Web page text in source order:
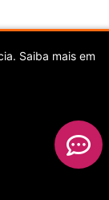
Saiba mais em